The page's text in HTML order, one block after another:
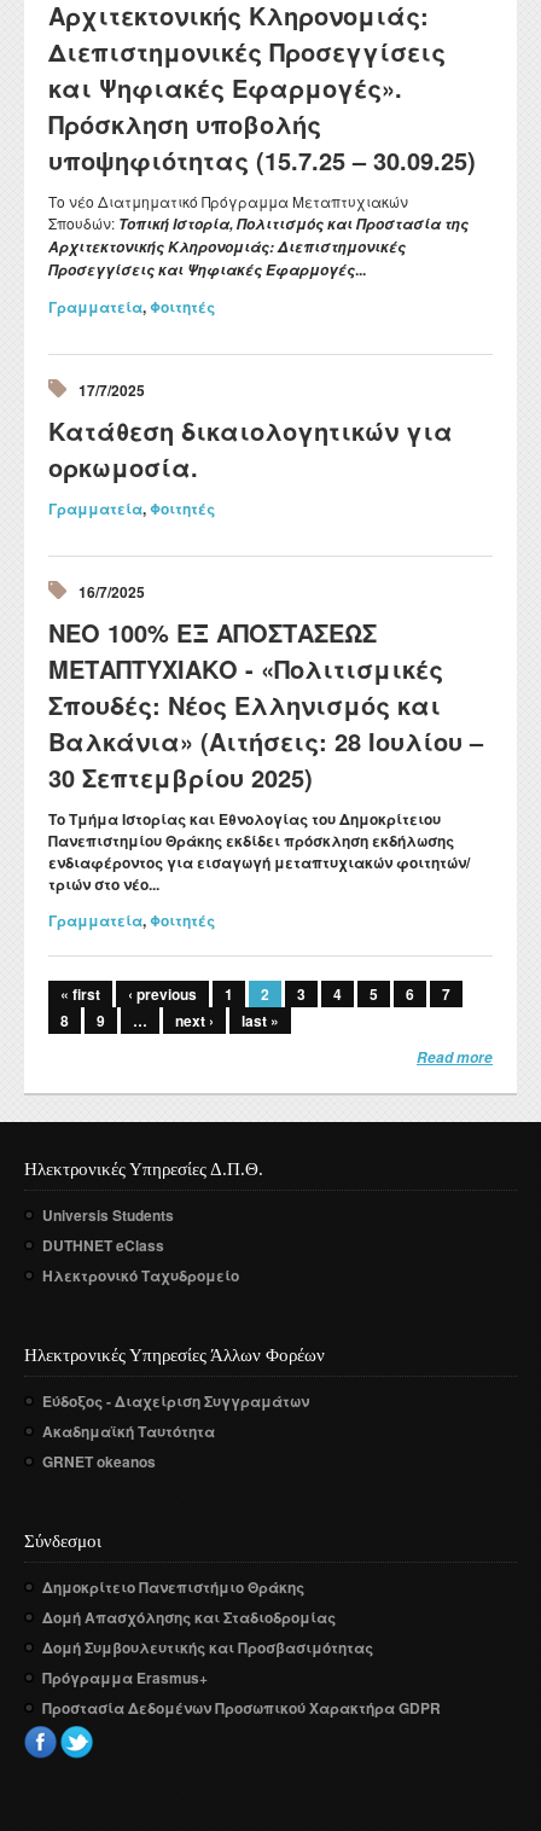
Αρχιτεκτονικής Κληρονομιάς:
Διεπιστημονικές Προσεγγίσεις
και Ψηφιακές Εφαρμογές».
Πρόσκληση υποβολής
υποψηφιότητας (15.7.25 – 30.09.25)
Το νέο Διατμηματικό Πρόγραμμα Μεταπτυχιακών
Σπουδών: Τοπική Ιστορία, Πολιτισμός και Προστασία της
Αρχιτεκτονικής Κληρονομιάς: Διεπιστημονικές
Προσεγγίσεις και Ψηφιακές Εφαρμογές...
Γραμματεία,Φοιτητές
17/7/2025
Κατάθεση δικαιολογητικών για
ορκωμοσία.
Γραμματεία,Φοιτητές
16/7/2025
ΝΕΟ 100% ΕΞ ΑΠΟΣΤΑΣΕΩΣ
ΜΕΤΑΠΤΥΧΙΑΚΟ - «Πολιτισμικές
Σπουδές: Νέος Ελληνισμός και
Βαλκάνια» (Αιτήσεις: 28 Ιουλίου –
30 Σεπτεμβρίου 2025)
Το Τμήμα Ιστορίας και Εθνολογίας του Δημοκρίτειου
Πανεπιστημίου Θράκης εκδίδειπρόσκλησηεκδήλωσης
ενδιαφέροντοςγια εισαγωγή μεταπτυχιακών φοιτητών/
τριών στο νέο...
Γραμματεία,Φοιτητές
« first ‹ previous 1 2 3 4 5 6
7
8
9 … next › last »
Read more
Ηλεκτρονικές Υπηρεσίες Δ.Π.Θ.
Universis Students
DUTHNET eClass
Ηλεκτρονικό Ταχυδρομείο
Ηλεκτρονικές Υπηρεσίες Άλλων Φορέων
Εύδοξος - Διαχείριση Συγγραμάτων
Ακαδημαϊκή Ταυτότητα
GRNET okeanos
Σύνδεσμοι
Δημοκρίτειο Πανεπιστήμιο Θράκης
Δομή Απασχόλησης και Σταδιοδρομίας
Δομή Συμβουλευτικής και Προσβασιμότητας
Πρόγραμμα Erasmus+
Προστασία Δεδομένων Προσωπικού Χαρακτήρα GDPR